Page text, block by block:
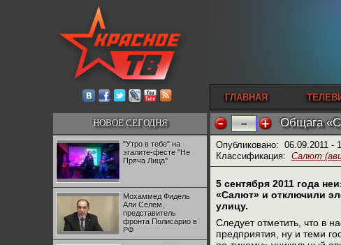
ГЛАВНАЯ
НОВОЕ СЕГОДНЯ
"Утро в тебе" на
эгалите-фесте "Не
Пряча Лица"
Мохаммед Фидель
Али Селем,
представитель
фронта Полисарио в
РФ
-- Общага
Опубликовано: 06.09.2011 -
Классификация: Салют
5 сентября 2011 года
«Салют» и отключили
улицу.
Следует отметить, что в
предприятия, ну и теми